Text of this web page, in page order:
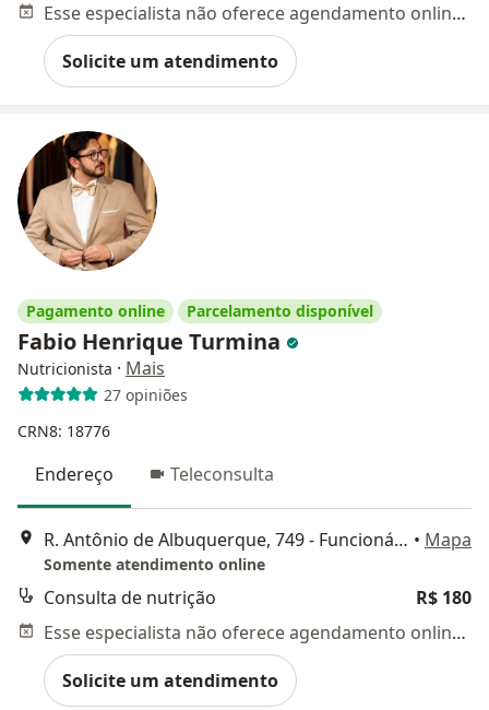
Esse especialista não oferece agendamento online para esse endereço.
Solicite um atendimento
Pagamento online Parcelamento disponível
Fabio Henrique Turmina
Nutricionista · Mais
27 opiniões
CRN8: 18776
Endereço Teleconsulta
R. Antônio de Albuquerque, 749 - Funcionários, Belo Horizonte • Mapa
Somente atendimento online
Consulta de nutrição
R$ 180
Esse especialista não oferece agendamento online para esse endereço.
Solicite um atendimento